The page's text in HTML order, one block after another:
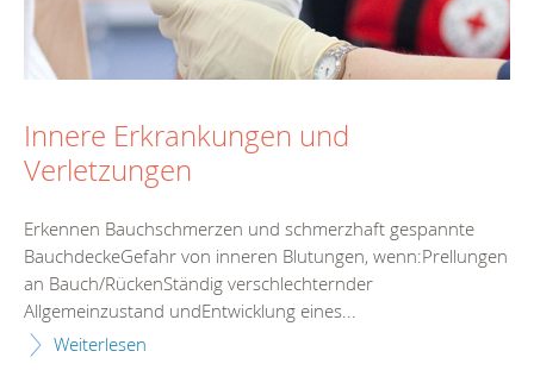
Innere Erkrankungen und
Verletzungen
Erkennen Bauchschmerzen und schmerzhaft gespannte
BauchdeckeGefahr von inneren Blutungen, wenn:Prellungen
an Bauch/RückenStändig verschlechternder
Allgemeinzustand undEntwicklung eines...
Weiterlesen